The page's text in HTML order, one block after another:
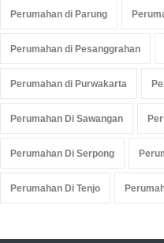
Perumahan di Parung
Perumahan di Pesanggrahan
Perumahan di Purwakarta
Perumahan Di Sawangan
Perumahan Di Serpong
Perumahan Di Tenjo